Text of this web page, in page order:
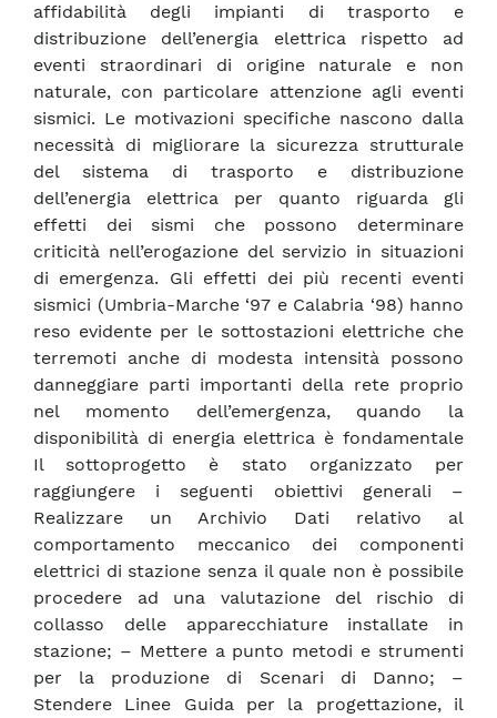
affidabilità degli impianti di trasporto e
distribuzione dell’energia elettrica rispetto ad
eventi straordinari di origine naturale e non
naturale, con particolare attenzione agli eventi
sismici. Le motivazioni specifiche nascono dalla
necessità di migliorare la sicurezza strutturale
del sistema di trasporto e distribuzione
dell’energia elettrica per quanto riguarda gli
effetti dei sismi che possono determinare
criticità nell’erogazione del servizio in situazioni
di emergenza. Gli effetti dei più recenti eventi
sismici (Umbria-Marche ‘97 e Calabria ‘98) hanno
reso evidente per le sottostazioni elettriche che
terremoti anche di modesta intensità possono
danneggiare parti importanti della rete proprio
nel momento dell’emergenza, quando la
disponibilità di energia elettrica è fondamentale
Il sottoprogetto è stato organizzato per
raggiungere i seguenti obiettivi generali –
Realizzare un Archivio Dati relativo al
comportamento meccanico dei componenti
elettrici di stazione senza il quale non è possibile
procedere ad una valutazione del rischio di
collasso delle apparecchiature installate in
stazione; – Mettere a punto metodi e strumenti
per la produzione di Scenari di Danno; –
Stendere Linee Guida per la progettazione, il